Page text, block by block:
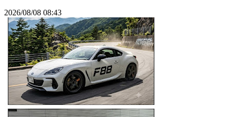
2026/08/08 08:43